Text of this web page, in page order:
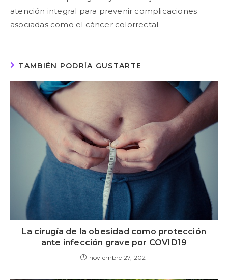
atención integral para prevenir complicaciones
asociadas como el cáncer colorrectal.
TAMBIÉN PODRÍA GUSTARTE
La cirugía de la obesidad como protección
ante infección grave por COVID19
noviembre 27, 2021